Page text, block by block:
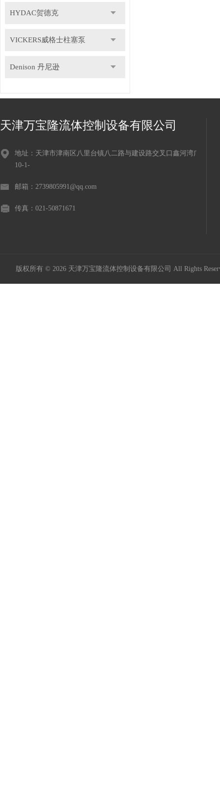
HYDAC贺德克
VICKERS威格士柱塞泵
Denison 丹尼逊
天津万宝隆流体控制设备有限公司
地址：天津市津南区八里台镇八二路与建设路交叉口鑫河湾广场
10-1-
邮箱：2739805991@qq.com
传真：021-50871671
版权所有 © 2026 天津万宝隆流体控制设备有限公司 All Rights